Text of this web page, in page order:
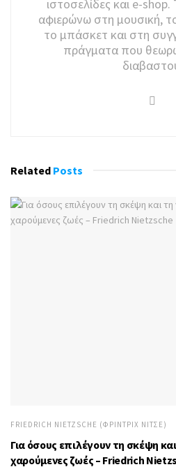
ιστοσελίδες και e-shop.
αφιερώνω στη μουσική,
το μπάσκετ και στη
πράγματα που θεωρώ
Related Posts
FRIEDRICH NIETZSCHE (ΦΡΊΝΤΡΙΧ ΝΊΤΣΕ)
Για όσους επιλέγουν τη σκέψη
χαρούμενες ζωές – Friedrich